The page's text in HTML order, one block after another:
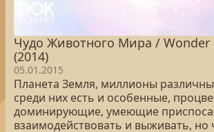
Чудо Животного Мира / Wonder
(2014)
05.01.2015
Планета Земля, миллионы
среди них есть и особенные,
доминирующие, умеющие
взаимодействовать и выживать, но